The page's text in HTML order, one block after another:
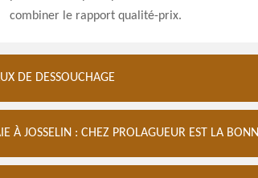
combiner le rapport qualité-prix.
DE DESSOUCHAGE
À JOSSELIN : CHEZ PROLAGUEUR EST LA